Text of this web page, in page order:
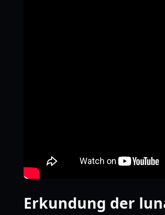
Erkundung der